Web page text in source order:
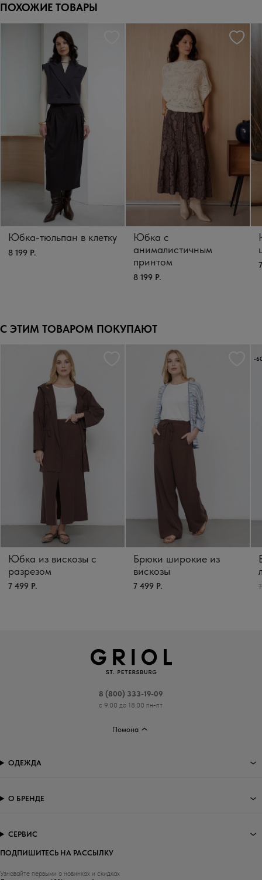
ПОХОЖИЕ ТОВАРЫ
Юбка-тюльпан в клетку
8 199 Р.
Юбка с
анималистичным
принтом
8 199 Р.
С ЭТИМ ТОВАРОМ ПОКУПАЮТ
Юбка из вискозы с
разрезом
7 499 Р.
Брюки широкие из
вискозы
7 499 Р.
-
8 (800) 333-19-09
с 9:00 до 18:00 пн-пт
Помона
ПОДПИШИТЕСЬ НА РАССЫЛКУ
Узнавайте первыми о новинках и скидках
ОДЕЖДА
О БРЕНДЕ
СЕРВИС